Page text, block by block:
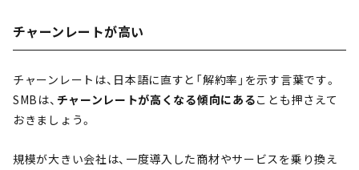
チャーンレートが高い
チャーンレートは、日本語に直すと「解約率」を示す言葉です。
SMBは、 チャーンレートが高くなる傾向にあることも押さえて
おきましょう。
規模が大きい会社は、一度導入した商材やサービスを乗り換え